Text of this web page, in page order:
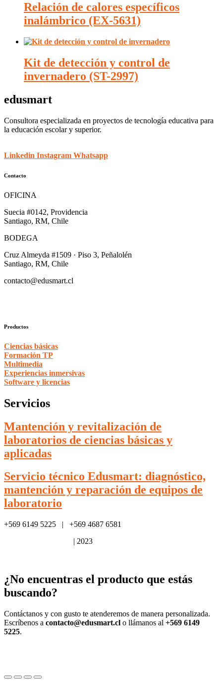
Relación de calores específicos
inalámbrico (EX-5631)
Kit de detección y control de
invernadero (ST-2997)
edusmart
Consultora especializada en proyectos de tecnología educativa para
la educación escolar y superior.
Linkedin Instagram Whatsapp
Contacto
OFICINA
Suecia #0142, Providencia
Santiago, RM, Chile
BODEGA
Cruz Almeyda #1509 · Piso 3, Peñalolén
Santiago, RM, Chile
contacto@edusmart.cl
Productos
Ciencias básicas
Formación TP
Multimedia
Experiencias inmersivas
Software y licencias
Servicios
Mantención y revitalización de
laboratorios de ciencias básicas y
aplicadas
Servicio técnico Edusmart: diagnóstico,
mantención y reparación de equipos de
laboratorio
+569 6149 5225 | +569 4687 6581
| 2023
¿No encuentras el producto que estás
buscando?
Contáctanos y con gusto te atenderemos de manera personalizada.
Escríbenos a contacto@edusmart.cl o llámanos al +569 6149
5225.